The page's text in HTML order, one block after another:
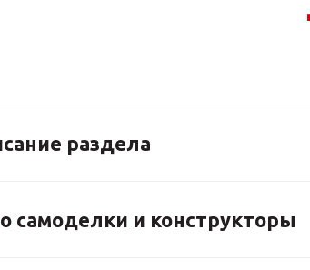
раздела
самоделки и конструкторы